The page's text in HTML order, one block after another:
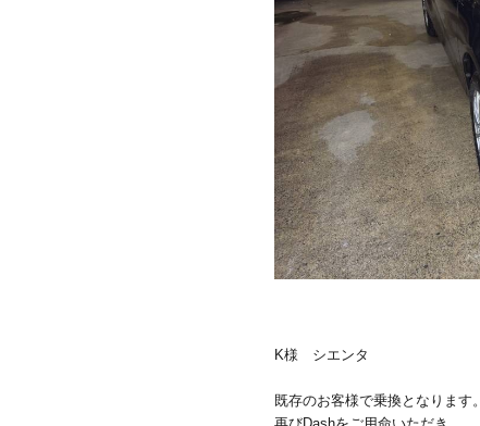
K様 シエンタ
既存のお客様で乗換となります。